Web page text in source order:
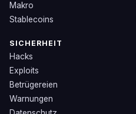
Makro
Stablecoins
SICHERHEIT
Hacks
Exploits
Betrügereien
Warnungen